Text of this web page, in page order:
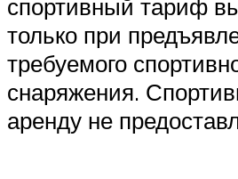
спортивный тариф
только при
требуемого
снаряжения.
аренду не